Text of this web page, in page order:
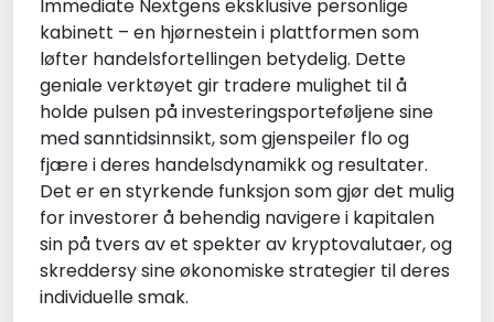
Immediate Nextgens eksklusive personlige
kabinett – en hjørnestein i plattformen som
løfter handelsfortellingen betydelig. Dette
geniale verktøyet gir tradere mulighet til å
holde pulsen på investeringsporteføljene sine
med sanntidsinnsikt, som gjenspeiler flo og
fjære i deres handelsdynamikk og resultater.
Det er en styrkende funksjon som gjør det mulig
for investorer å behendig navigere i kapitalen
sin på tvers av et spekter av kryptovalutaer, og
skreddersy sine økonomiske strategier til deres
individuelle smak.